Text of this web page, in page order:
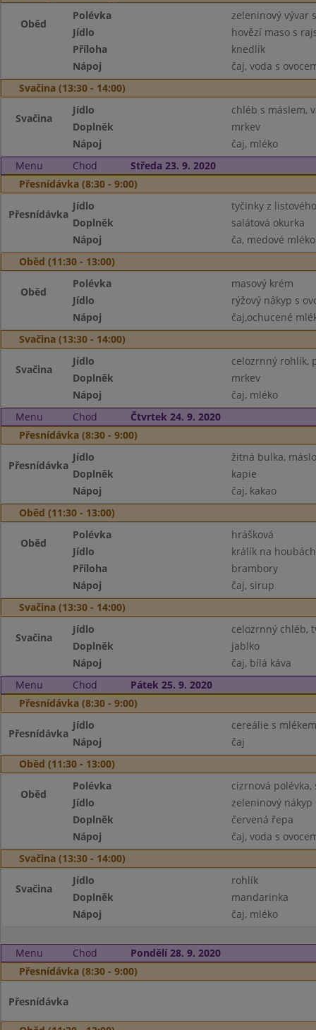
Oběd
Polévka
zeleninový vývar
Jídlo
hovězí maso s
Příloha
knedlík
Nápoj
čaj, voda s
Svačina (13:30 - 14:00)
Svačina
Jídlo
chléb s máslem,
Doplněk
mrkev
Nápoj
čaj, mléko
Menu
Chod
Středa 23. 9. 2020
Přesnídávka (8:30 - 9:00)
Přesnídávka
Jídlo
tyčinky z
Doplněk
salátová okurka
Nápoj
ča, medové mléko
Oběd (11:30 - 13:00)
Oběd
Polévka
masový krém
Jídlo
rýžový nákyp s
Nápoj
čaj,ochucené
Svačina (13:30 - 14:00)
Svačina
Jídlo
celozrnný rohlík,
Doplněk
mrkev
Nápoj
čaj, mléko
Menu
Chod
Čtvrtek 24. 9. 2020
Přesnídávka (8:30 - 9:00)
Přesnídávka
Jídlo
žitná bulka,
Doplněk
kapie
Nápoj
čaj, kakao
Oběd (11:30 - 13:00)
Oběd
Polévka
hrášková
Jídlo
králík na houbách
Příloha
brambory
Nápoj
čaj, sirup
Svačina (13:30 - 14:00)
Svačina
Jídlo
celozrnný chléb,
Doplněk
jablko
Nápoj
čaj, bílá káva
Menu
Chod
Pátek 25. 9. 2020
Přesnídávka (8:30 - 9:00)
Přesnídávka
Jídlo
cereálie s mlékem
Nápoj
čaj
Oběd (11:30 - 13:00)
Oběd
Polévka
cizrnová
Jídlo
zeleninový nákyp
Doplněk
červená řepa
Nápoj
čaj, voda s
Svačina (13:30 - 14:00)
Svačina
Jídlo
rohlík
Doplněk
mandarinka
Nápoj
čaj, mléko
Menu Chod
Pondělí 28. 9. 2020
Přesnídávka (8:30 - 9:00)
Přesnídávka